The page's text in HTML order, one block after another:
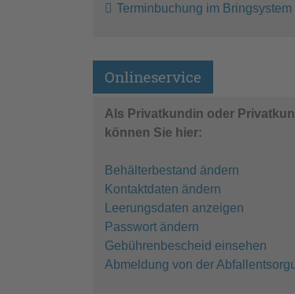
Terminbuchung im Bringsystem
Onlineservice
Als Privatkundin oder
können Sie hier:
Behälterbestand ändern
Kontaktdaten ändern
Leerungsdaten anzeigen
Passwort ändern
Gebührenbescheid einsehen
Abmeldung von der